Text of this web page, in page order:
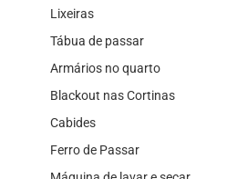
Lixeiras
Tábua de passar
Armários no quarto
Blackout nas Cortinas
Cabides
Ferro de Passar